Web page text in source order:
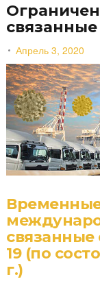
Апрель 3, 2020
связанные
19 (по
г.)